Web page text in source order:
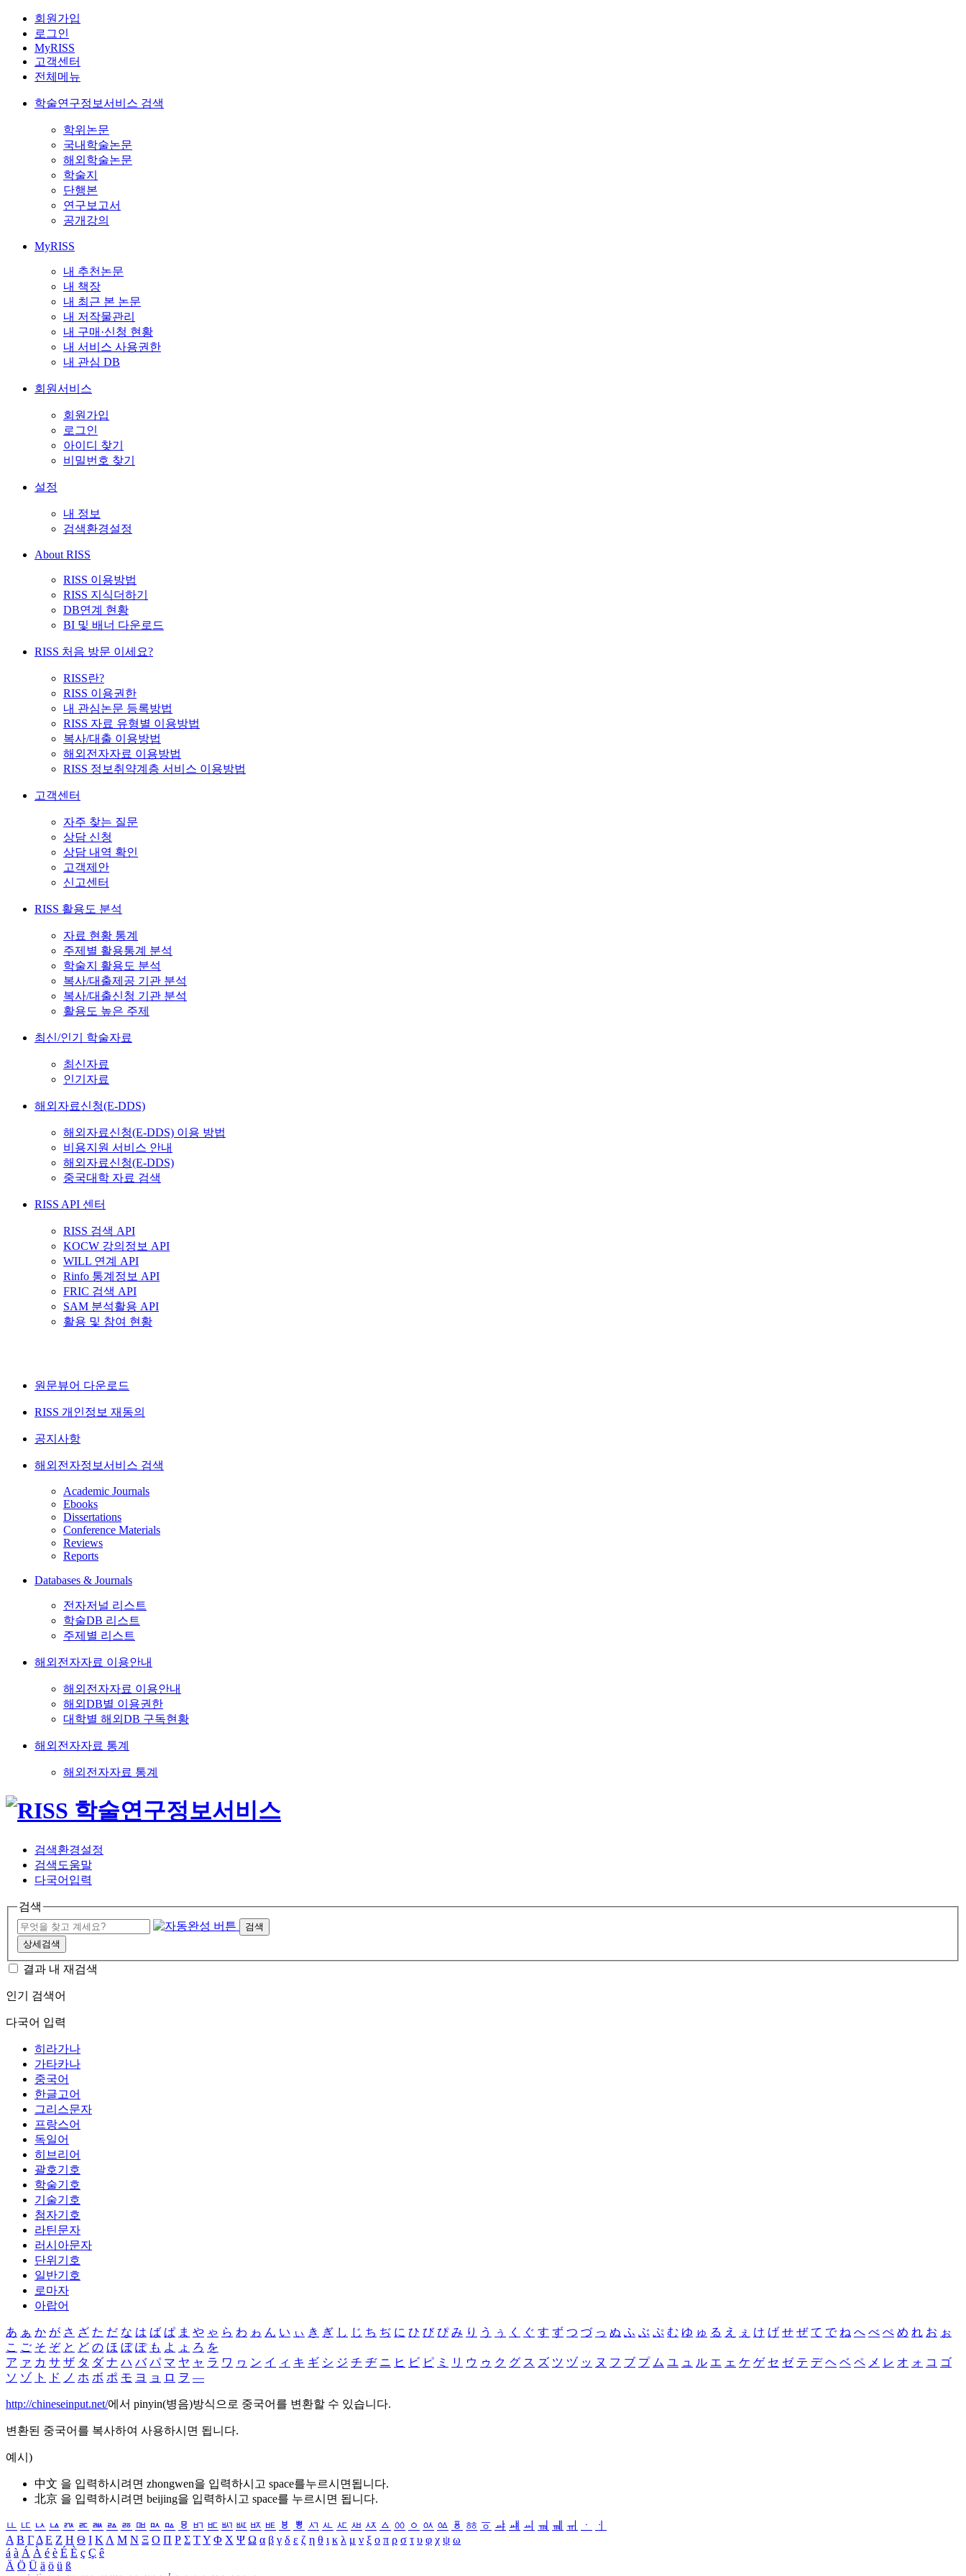
회원가입
로그인
MyRISS
고객센터
전체메뉴
학술연구정보서비스 검색
학위논문
국내학술논문
해외학술논문
학술지
단행본
연구보고서
공개강의
MyRISS
내 추천논문
내 책장
내 최근 본 논문
내 저작물관리
내 구매·신청 현황
내 서비스 사용권한
내 관심 DB
회원서비스
회원가입
로그인
아이디 찾기
비밀번호 찾기
설정
내 정보
검색환경설정
About RISS
RISS 이용방법
RISS 지식더하기
DB연계 현황
BI 및 배너 다운로드
RISS 처음 방문 이세요?
RISS란?
RISS 이용권한
내 관심논문 등록방법
RISS 자료 유형별 이용방법
복사/대출 이용방법
해외전자자료 이용방법
RISS 정보취약계층 서비스 이용방법
고객센터
자주 찾는 질문
상담 신청
상담 내역 확인
고객제안
신고센터
RISS 활용도 분석
자료 현황 통계
주제별 활용통계 분석
학술지 활용도 분석
복사/대출제공 기관 분석
복사/대출신청 기관 분석
활용도 높은 주제
최신/인기 학술자료
최신자료
인기자료
해외자료신청(E-DDS)
해외자료신청(E-DDS) 이용 방법
비용지원 서비스 안내
해외자료신청(E-DDS)
중국대학 자료 검색
RISS API 센터
RISS 검색 API
KOCW 강의정보 API
WILL 연계 API
Rinfo 통계정보 API
FRIC 검색 API
SAM 분석활용 API
활용 및 참여 현황
원문뷰어 다운로드
RISS 개인정보 재동의
공지사항
해외전자정보서비스 검색
Academic Journals
Ebooks
Dissertations
Conference Materials
Reviews
Reports
Databases & Journals
전자저널 리스트
학술DB 리스트
주제별 리스트
해외전자자료 이용안내
해외전자자료 이용안내
해외DB별 이용권한
대학별 해외DB 구독현황
해외전자자료 통계
해외전자자료 통계
검색환경설정
검색도움말
다국어입력
검색
검색
상세검색
결과 내 재검색
인기 검색어
다국어 입력
히라가나
가타카나
중국어
한글고어
그리스문자
프랑스어
독일어
히브리어
괄호기호
학술기호
기술기호
첨자기호
라틴문자
러시아문자
단위기호
일반기호
로마자
아랍어
あ ぁ か が さ ざ た だ な は ば ぱ ま や ゃ ら わ ゎ ん い ぃ き ぎ し じ ち ぢ に ひ び ぴ み り う ぅ く ぐ す ず つ づ っ ぬ ふ ぶ ぷ む ゆ ゅ る え ぇ け げ せ ぜ て で ね へ べ ぺ め れ お ぉ
こ ご そ ぞ と ど の ほ ぼ ぽ も よ ょ ろ を
ア ァ カ サ ザ タ ダ ナ ハ バ パ マ ヤ ャ ラ ワ ヮ ン イ ィ キ ギ シ ジ チ ヂ ニ ヒ ビ ピ ミ リ ウ ゥ ク グ ス ズ ツ ヅ ッ ヌ フ ブ プ ム ユ ュ ル エ ェ ケ ゲ セ ゼ テ デ ヘ ベ ペ メ レ オ ォ コ ゴ
ソ ゾ ト ド ノ ホ ボ ポ モ ヨ ョ ロ ヲ ―
http://chineseinput.net/에서 pinyin(병음)방식으로 중국어를 변환할 수 있습니다.
변환된 중국어를 복사하여 사용하시면 됩니다.
예시)
中文 을 입력하시려면 zhongwen을 입력하시고 space를누르시면됩니다.
北京 을 입력하시려면 beijing을 입력하시고 space를 누르시면 됩니다.
ㅥ ㅦ ㅧ ㅨ ㅩ ㅪ ㅫ ㅬ ㅭ ㅮ ㅯ ㅰ ㅱ ㅲ ㅳ ㅴ ㅵ ㅶ ㅷ ㅸ ㅹ ㅺ ㅻ ㅼ ㅽ ㅾ ㅿ ㆀ ㆁ ㆂ ㆃ ㆄ ㆅ ㆆ ㆇ ㆈ ㆉ ㆊ ㆋ ㆌ ㆍ
ㆎ
Α Β ΓΔ Ε Ζ Η Θ Ι ΚΛ Μ Ν Ξ Ο Π Ρ Σ ΤΥ Φ Χ Ψ Ω α β γ δ ε ζ η θ ι κ λ μ ν ξ ο π ρ σ τ υ φ χ ψ ω
á à Á À é è É È ç Ç ê
Ä Ö Ü ä ö ü ß